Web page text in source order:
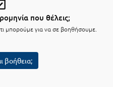
που θέλεις;
μπορούμε για να σε βοηθήσουμε.
βοήθεια;